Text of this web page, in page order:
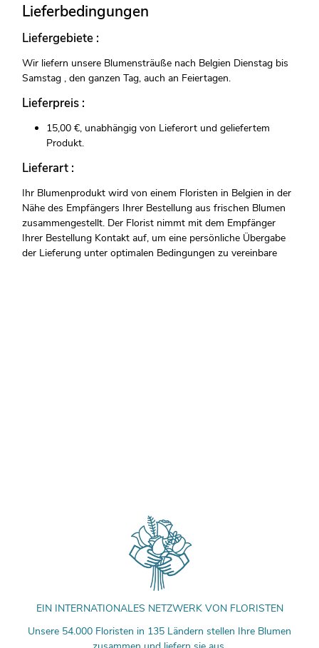
Lieferbedingungen
Liefergebiete :
Wir liefern unsere Blumensträuße nach Belgien Dienstag bis
Samstag , den ganzen Tag, auch an Feiertagen.
Lieferpreis :
15,00 €, unabhängig von Lieferort und geliefertem
Produkt.
Lieferart :
Ihr Blumenprodukt wird von einem Floristen in Belgien in der
Nähe des Empfängers Ihrer Bestellung aus frischen Blumen
zusammengestellt. Der Florist nimmt mit dem Empfänger
Ihrer Bestellung Kontakt auf, um eine persönliche Übergabe
der Lieferung unter optimalen Bedingungen zu vereinbare
EIN INTERNATIONALES NETZWERK VON FLORISTEN
Unsere 54.000 Floristen in 135 Ländern stellen Ihre Blumen